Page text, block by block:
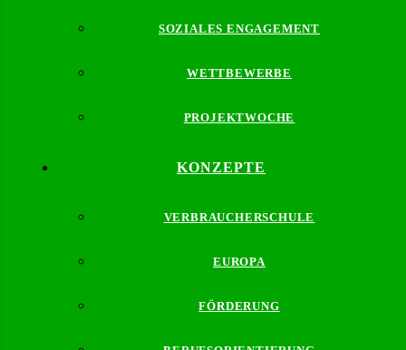
SOZIALES ENGAGEMENT
WETTBEWERBE
PROJEKTWOCHE
KONZEPTE
VERBRAUCHERSCHULE
EUROPA
FÖRDERUNG